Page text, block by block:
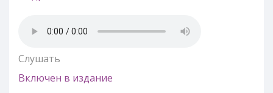
Слушать
Включен в издание